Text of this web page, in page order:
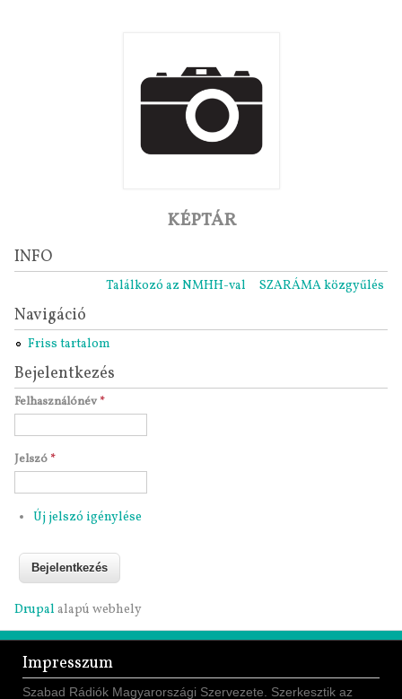
KÉPTÁR
INFO
Találkozó az NMHH-val SZARÁMA közgyűlés
Navigáció
Friss tartalom
Bejelentkezés
Felhasználónév *
Jelszó *
Új jelszó igénylése
Drupal alapú webhely
Impresszum
Szabad Rádiók Magyarországi Szervezete. Szerkesztik az